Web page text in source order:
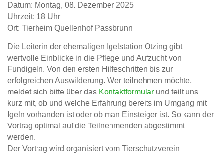
Datum: Montag, 08. Dezember 2025
Uhrzeit: 18 Uhr
Ort: Tierheim Quellenhof Passbrunn
Die Leiterin der ehemaligen Igelstation Otzing gibt
wertvolle Einblicke in die Pflege und Aufzucht von
Fundigeln. Von den ersten Hilfeschritten bis zur
erfolgreichen Auswilderung. Wer teilnehmen möchte,
meldet sich bitte über das Kontaktformular und teilt uns
kurz mit, ob und welche Erfahrung bereits im Umgang mit
Igeln vorhanden ist oder ob man Einsteiger ist. So kann der
Vortrag optimal auf die Teilnehmenden abgestimmt
werden.
Der Vortrag wird organisiert vom Tierschutzverein